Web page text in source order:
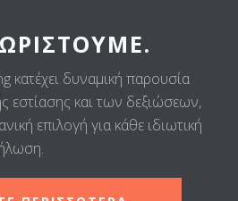
κατέχει δυναμική παρουσία
εστίασης και των δεξιώσεων,
επιλογή για κάθε ιδιωτική